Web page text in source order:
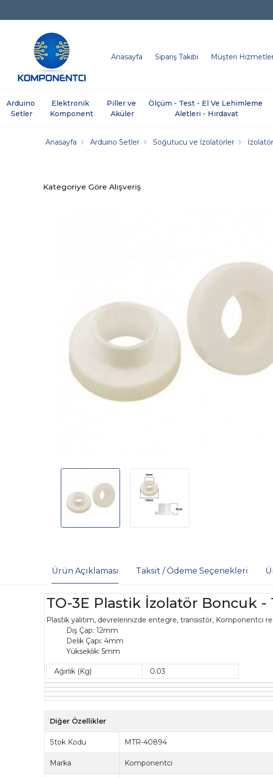
Anasayfa Sipariş Takibi Müşteri
Arduino
Setler
Elektronik
Komponent
Piller ve
Aküler
Ölçüm - Test - El Ve Lehimleme
Aletleri - Hırdavat
Anasayfa Arduino Setler Soğutucu ve İzolatörler
Kategoriye Göre Alışveriş
Ürün Açıklaması Taksit / Ödeme Seçenekleri
TO-3E Plastik İzolatör Boncuk -
Plastik yalıtım, devrelerinizde entegre, transistör, Komponentci
Dış Çap: 12mm
Delik Çapı: 4mm
Yükseklik: 5mm
Ağırlık (Kg) 0.03
Diğer Özellikler
Stok Kodu MTR-40894
Marka Komponentci